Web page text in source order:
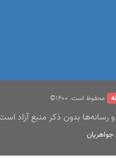
محفوظ است. ۱400©
رسانه‌ها بدون ذکر منبع آزاد